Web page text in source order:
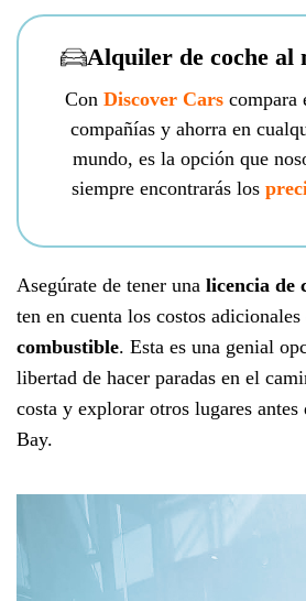
Alquiler de coche al
Con Discover Cars compara
compañías y ahorra en
mundo, es la opción que
siempre encontrarás los
Asegúrate de tener una licencia de
ten en cuenta los costos
combustible. Esta es una genial
libertad de hacer paradas en el
costa y explorar otros lugares
Bay.